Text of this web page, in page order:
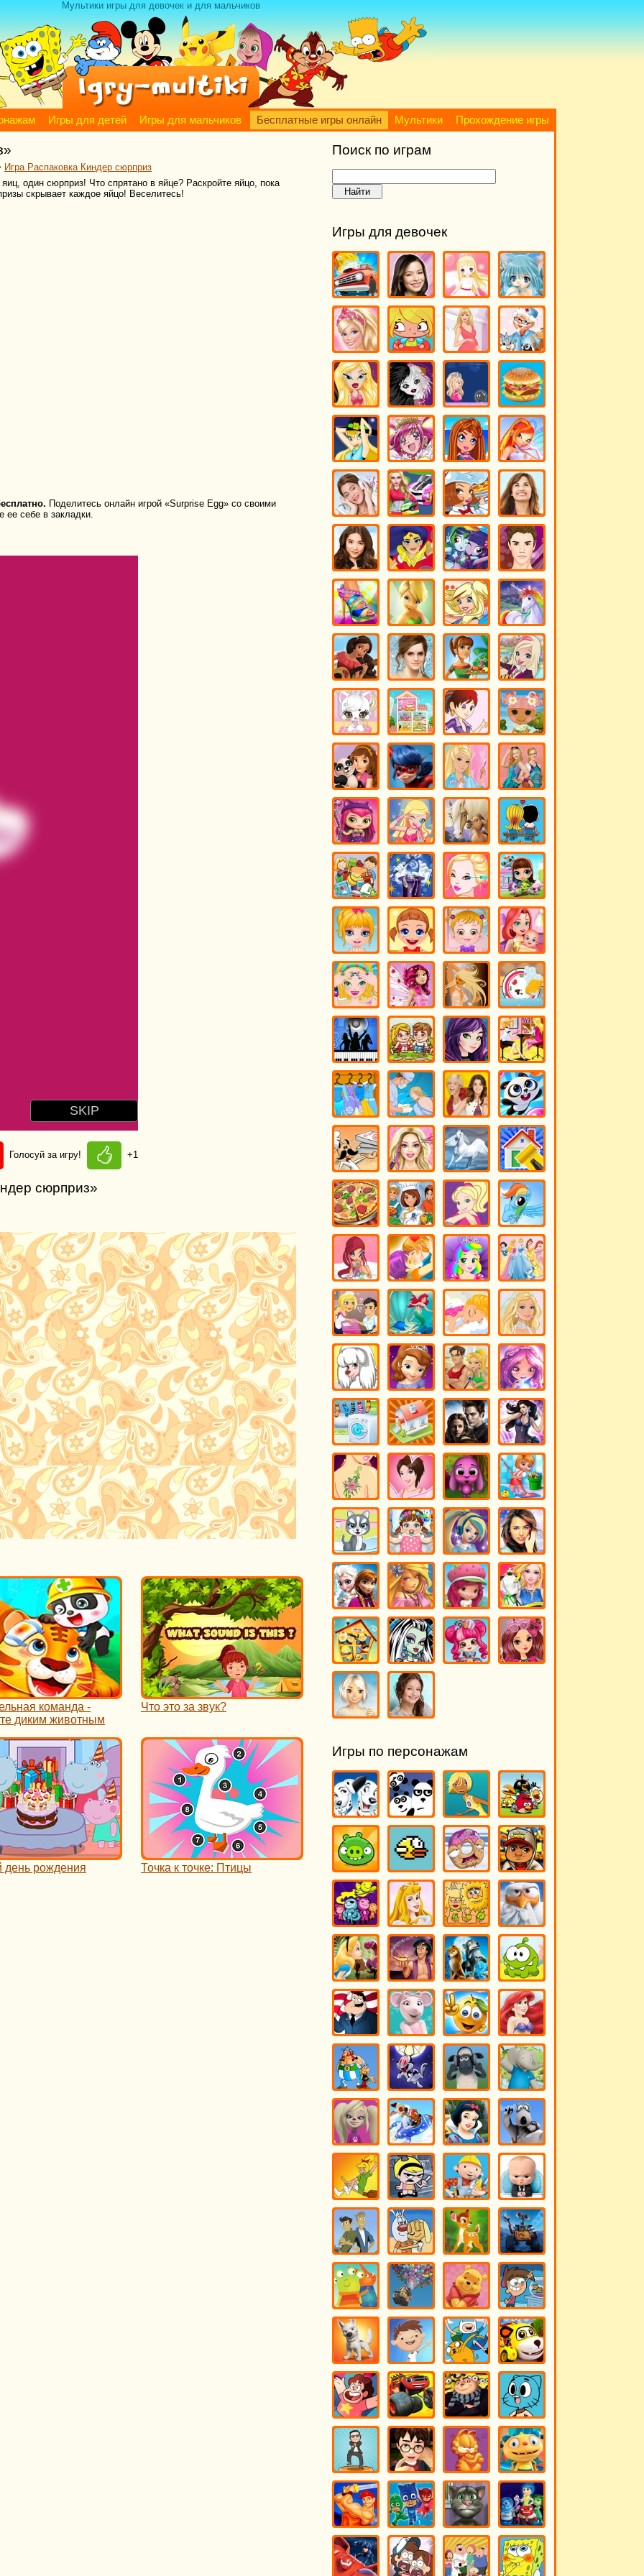
Мультики игры для девочек и для мальчиков
Игры для детей Игры для мальчиков Бесплатные игры онлайн Мультики Прохождение игры
Игра Распаковка Киндер сюрприз
один сюрприз! Что спрятано в яйце? Раскройте яйцо, пока
скрывает каждое яйцо! Веселитесь!
Поделитесь онлайн игрой «Surprise Egg» со своими
ее себе в закладки.
Голосуй за игру! +1
сюрприз»
команда -
диким животным
Что это за звук?
день рождения Точка к точке: Птицы
Поиск по играм
Игры для девочек
Игры по персонажам